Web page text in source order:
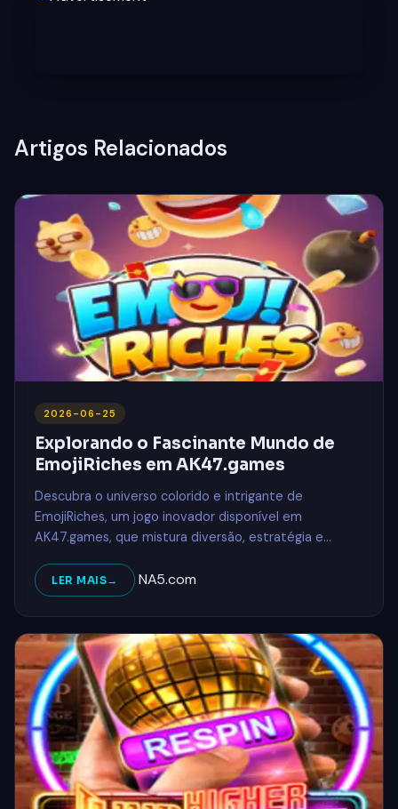
Artigos Relacionados
2026-06-25
Explorando o Fascinante Mundo de
EmojiRiches em AK47.games
Descubra o universo colorido e intrigante de
EmojiRiches, um jogo inovador disponível em
AK47.games, que mistura diversão, estratégia e
LER MAIS NA5.com